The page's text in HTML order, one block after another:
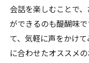
会話を楽しむことで
ができるのも醍醐味
て、気軽に声をかけ
に合わせたオススメ